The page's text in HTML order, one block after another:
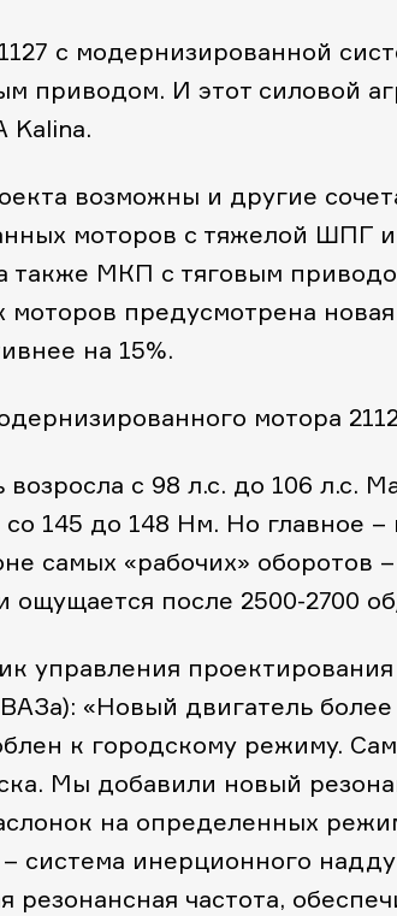
с модернизированной
приводом. И этот силовой
возможны и другие
моторов с тяжелой ШПГ
также МКП с тяговым
моторов предусмотрена
на 15%.
мотора
с 98 л.с. до 106 л.с.
145 до 148 Нм. Но главное –
самых «рабочих» оборотов
после 2500-2700
управления
«Новый двигатель более
к городскому режиму.
Мы добавили новый
на определенных
система инерционного
резонансная частота,